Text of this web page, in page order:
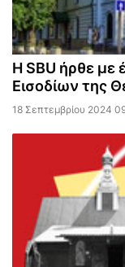
Η SBU ήρθε με
Εισοδίων της
18 Σεπτεμβρίου 2024